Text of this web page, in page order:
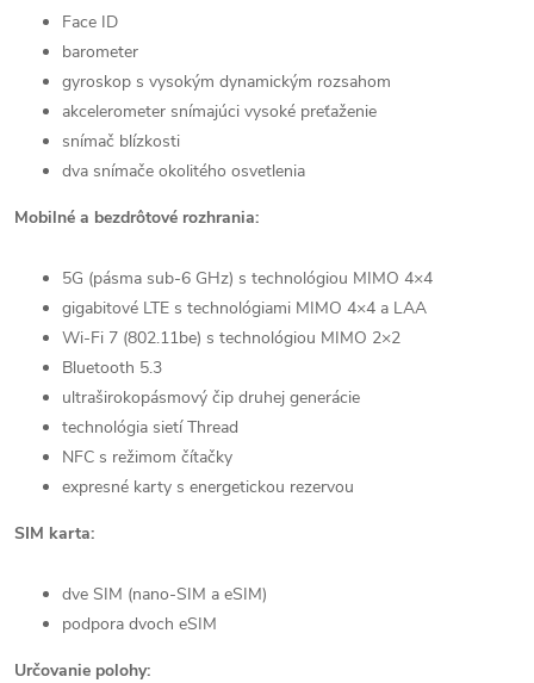
Face ID
barometer
gyroskop s vysokým dynamickým rozsahom
akcelerometer snímajúci vysoké preťaženie
snímač blízkosti
dva snímače okolitého osvetlenia
Mobilné a bezdrôtové rozhrania:
5G (pásma sub-6 GHz) s technológiou MIMO 4×4
gigabitové LTE s technológiami MIMO 4×4 a LAA
Wi-Fi 7 (802.11be) s technológiou MIMO 2×2
Bluetooth 5.3
ultraširokopásmový čip druhej generácie
technológia sietí Thread
NFC s režimom čítačky
expresné karty s energetickou rezervou
SIM karta:
dve SIM (nano-SIM a eSIM)
podpora dvoch eSIM
Určovanie polohy: